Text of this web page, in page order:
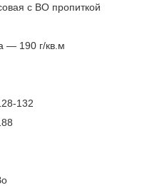
с ВО пропиткой
— 190 г/кв.м
132